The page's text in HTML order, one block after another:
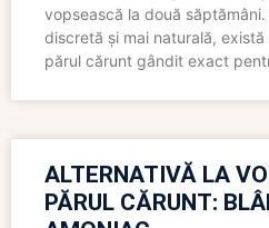
vopsească la două
discretă și mai naturală,
părul cărunt gândit exact
ALTERNATIVĂ LA
PĂRUL CĂRUNT: